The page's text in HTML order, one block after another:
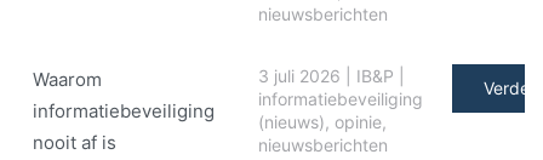
nieuwsberichten
Waarom
informatiebeveiliging
nooit af is
3 juli 2026 IB&P
informatiebeveiliging
(nieuws), opinie,
nieuwsberichten
Verder